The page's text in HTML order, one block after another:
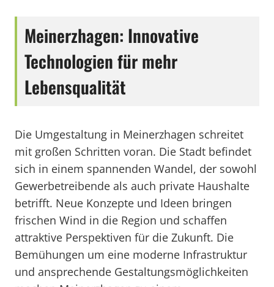
Meinerzhagen: Innovative
Technologien für mehr
Lebensqualität
Die Umgestaltung in Meinerzhagen schreitet
mit großen Schritten voran. Die Stadt befindet
sich in einem spannenden Wandel, der sowohl
Gewerbetreibende als auch private Haushalte
betrifft. Neue Konzepte und Ideen bringen
frischen Wind in die Region und schaffen
attraktive Perspektiven für die Zukunft. Die
Bemühungen um eine moderne Infrastruktur
und ansprechende Gestaltungsmöglichkeiten